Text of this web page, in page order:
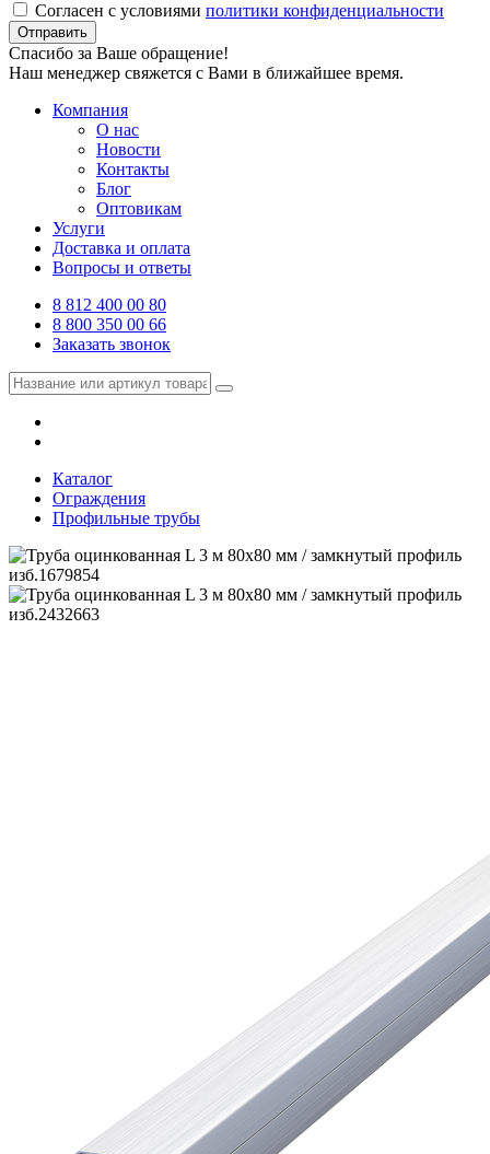
Согласен с условиями политики конфиденциальности
Отправить
Спасибо за Ваше обращение!
Наш менеджер свяжется с Вами в ближайшее время.
Компания
О нас
Новости
Контакты
Блог
Оптовикам
Услуги
Доставка и оплата
Вопросы и ответы
8 812 400 00 80
8 800 350 00 66
Заказать звонок
Каталог
Ограждения
Профильные трубы